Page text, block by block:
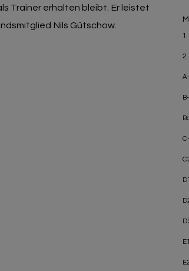
Trainer erhalten bleibt. Er leistet
Nils Gütschow.